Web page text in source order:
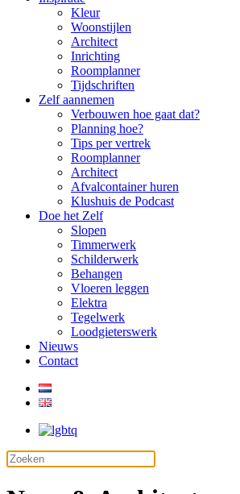
Kleur
Woonstijlen
Architect
Inrichting
Roomplanner
Tijdschriften
Zelf aannemen
Verbouwen hoe gaat dat?
Planning hoe?
Tips per vertrek
Roomplanner
Architect
Afvalcontainer huren
Klushuis de Podcast
Doe het Zelf
Slopen
Timmerwerk
Schilderwerk
Behangen
Vloeren leggen
Elektra
Tegelwerk
Loodgieterswerk
Nieuws
Contact